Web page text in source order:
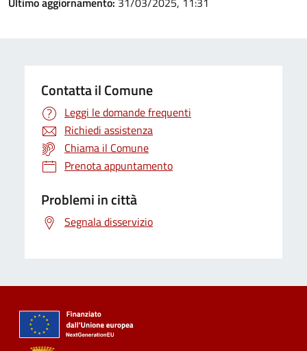
Contatta il Comune
Leggi le domande frequenti
Richiedi assistenza
Chiama il Comune
Prenota appuntamento
Problemi in città
Segnala disservizio